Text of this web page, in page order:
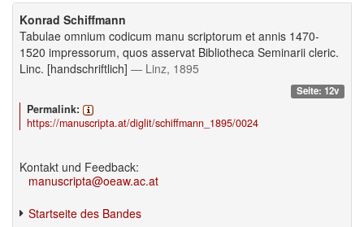
Konrad Schiffmann
Tabulae omnium codicum manu scriptorum et annis 1470-
1520 impressorum, quos asservat Bibliotheca Seminarii cleric.
Linc. [handschriftlich] — Linz, 1895
Seite: 12v
Permalink:
https://manuscripta.at/diglit/schiffmann_1895/0024
Kontakt und Feedback:
manuscripta@oeaw.ac.at
Startseite des Bandes